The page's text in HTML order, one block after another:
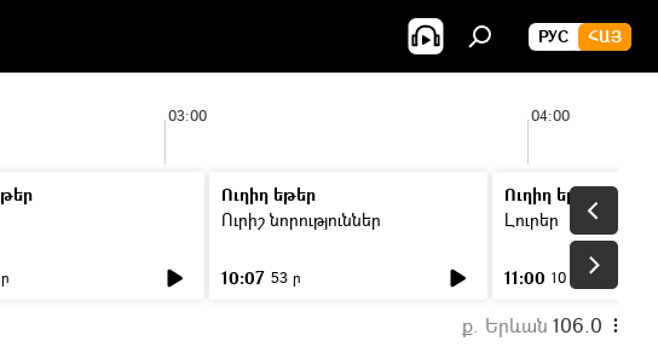
РУС ՀԱՅ
03:00 04:00
Ուղիղ եթեր
Ուրիշ նորություններ
10:07 53 ր
Ուղիղ եթեր
Լուրեր
11:00 10 ր
ք. Երևան 106.0